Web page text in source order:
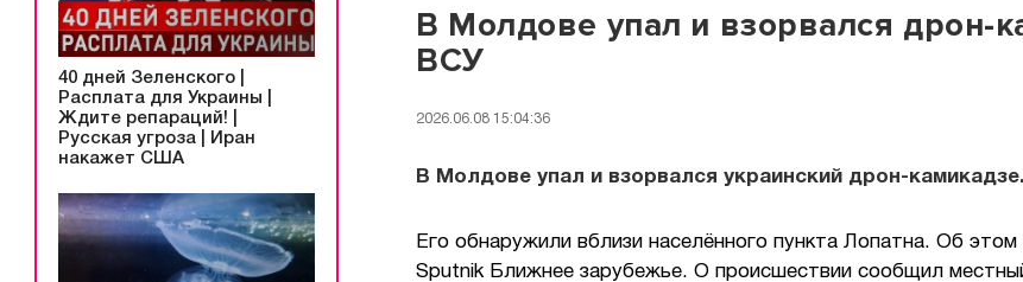
40 дней Зеленского |
Расплата для Украины |
Ждите репараций! |
Русская угроза | Иран
накажет США
В Молдове упал и взорвался дрон-
ВСУ
2026.06.08 15:04:36
В Молдове упал и взорвался украинский дрон-камикадзе.
Его обнаружили вблизи населённого пункта Лопатна. Об
Sputnik Ближнее зарубежье. О происшествии сообщил